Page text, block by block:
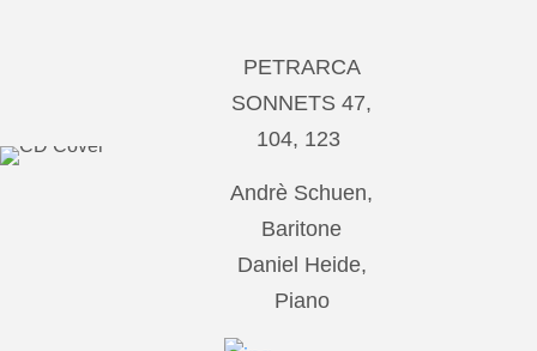
PETRARCA
SONNETS 47,
104, 123
Andrè Schuen,
Baritone
Daniel Heide,
Piano